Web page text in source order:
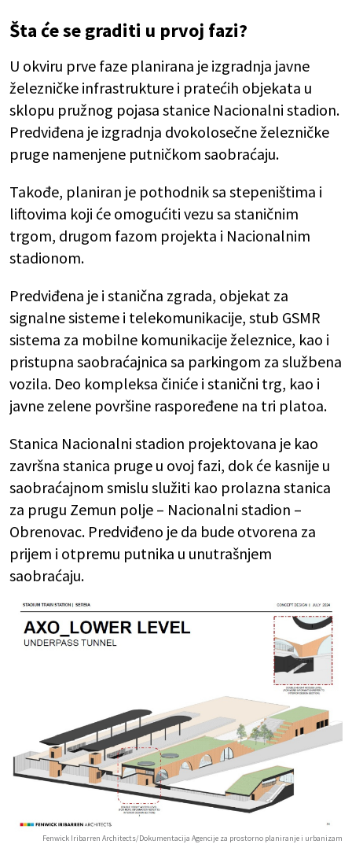
Šta će se graditi u prvoj fazi?
U okviru prve faze planirana je izgradnja javne
železničke infrastrukture i pratećih objekata u
sklopu pružnog pojasa stanice Nacionalni stadion.
Predviđena je izgradnja dvokolosečne železničke
pruge namenjene putničkom saobraćaju.
Takođe, planiran je pothodnik sa stepeništima i
liftovima koji će omogućiti vezu sa staničnim
trgom, drugom fazom projekta i Nacionalnim
stadionom.
Predviđena je i stanična zgrada, objekat za
signalne sisteme i telekomunikacije, stub GSMR
sistema za mobilne komunikacije železnice, kao i
pristupna saobraćajnica sa parkingom za službena
vozila. Deo kompleksa činiće i stanični trg, kao i
javne zelene površine raspoređene na tri platoa.
Stanica Nacionalni stadion projektovana je kao
završna stanica pruge u ovoj fazi, dok će kasnije u
saobraćajnom smislu služiti kao prolazna stanica
za prugu Zemun polje – Nacionalni stadion –
Obrenovac. Predviđeno je da bude otvorena za
prijem i otpremu putnika u unutrašnjem
saobraćaju.
Fenwick Iribarren Architects/Dokumentacija Agencije za prostorno planiranje i urbanizam